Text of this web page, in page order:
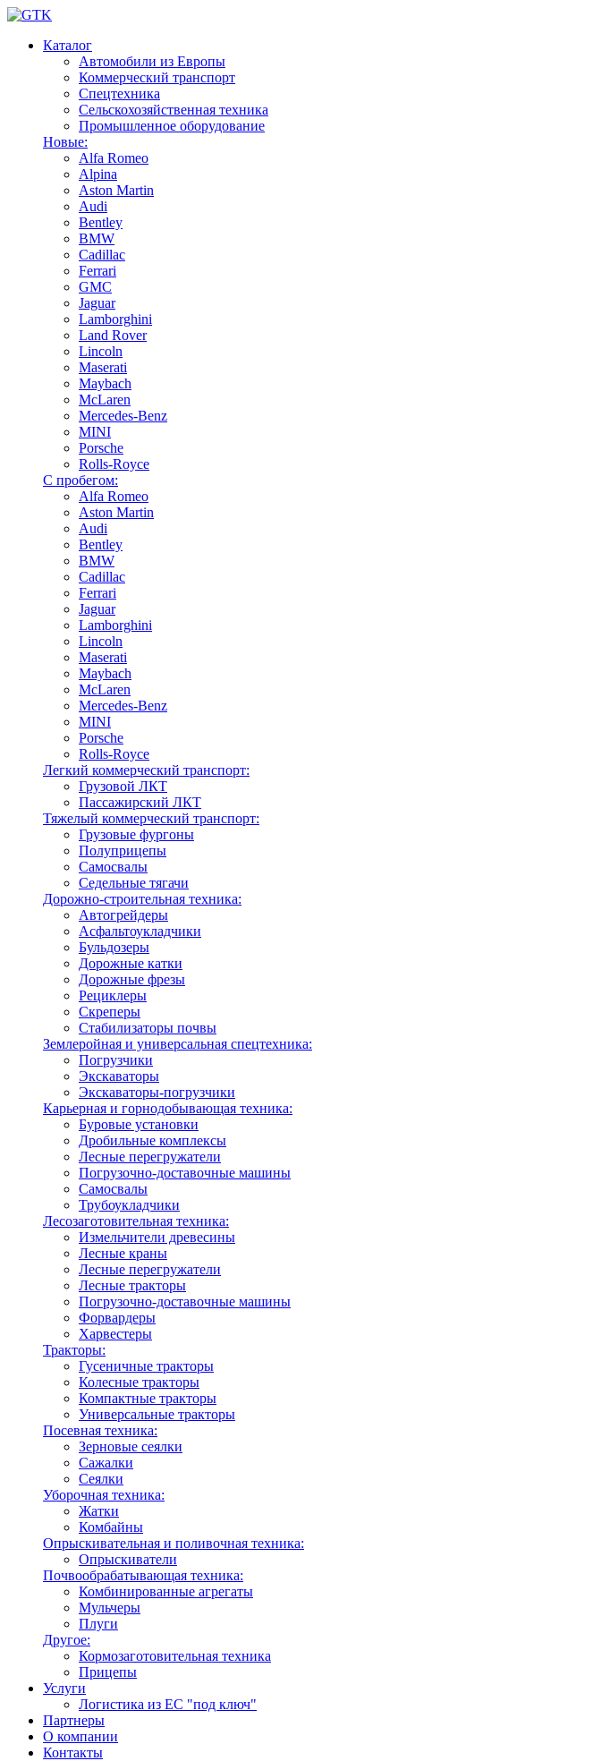
Каталог
Автомобили из Европы
Коммерческий транспорт
Спецтехника
Сельскохозяйственная техника
Промышленное оборудование
Новые:
Alfa Romeo
Alpina
Aston Martin
Audi
Bentley
BMW
Cadillac
Ferrari
GMC
Jaguar
Lamborghini
Land Rover
Lincoln
Maserati
Maybach
McLaren
Mercedes-Benz
MINI
Porsche
Rolls-Royce
С пробегом:
Alfa Romeo
Aston Martin
Audi
Bentley
BMW
Cadillac
Ferrari
Jaguar
Lamborghini
Lincoln
Maserati
Maybach
McLaren
Mercedes-Benz
MINI
Porsche
Rolls-Royce
Легкий коммерческий транспорт:
Грузовой ЛКТ
Пассажирский ЛКТ
Тяжелый коммерческий транспорт:
Грузовые фургоны
Полуприцепы
Самосвалы
Седельные тягачи
Дорожно-строительная техника:
Автогрейдеры
Асфальтоукладчики
Бульдозеры
Дорожные катки
Дорожные фрезы
Рециклеры
Скреперы
Стабилизаторы почвы
Землеройная и универсальная спецтехника:
Погрузчики
Экскаваторы
Экскаваторы-погрузчики
Карьерная и горнодобывающая техника:
Буровые установки
Дробильные комплексы
Лесные перегружатели
Погрузочно-доставочные машины
Самосвалы
Трубоукладчики
Лесозаготовительная техника:
Измельчители древесины
Лесные краны
Лесные перегружатели
Лесные тракторы
Погрузочно-доставочные машины
Форвардеры
Харвестеры
Тракторы:
Гусеничные тракторы
Колесные тракторы
Компактные тракторы
Универсальные тракторы
Посевная техника:
Зерновые сеялки
Сажалки
Сеялки
Уборочная техника:
Жатки
Комбайны
Опрыскивательная и поливочная техника:
Опрыскиватели
Почвообрабатывающая техника:
Комбинированные агрегаты
Мульчеры
Плуги
Другое:
Кормозаготовительная техника
Прицепы
Услуги
Логистика из ЕС "под ключ"
Партнеры
О компании
Контакты